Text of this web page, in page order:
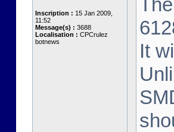
Inscription : 15 Jan 2009,
11:52
Message(s) : 3688
Localisation : CPCrulez
botnews
It